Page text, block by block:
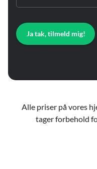
Ja tak, tilmeld mig!
Alle priser på vores
tager forbehold